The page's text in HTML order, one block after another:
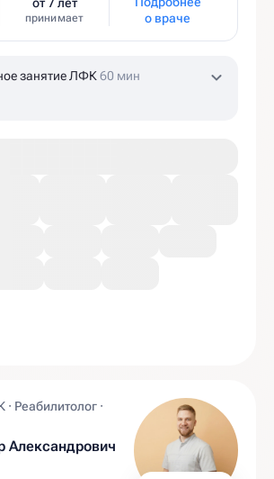
принимает
о враче
занятие ЛФК60 мин
Реабилитолог ·
Александрович